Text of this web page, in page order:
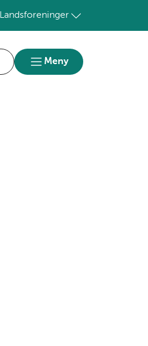
Landsforeninger
Meny